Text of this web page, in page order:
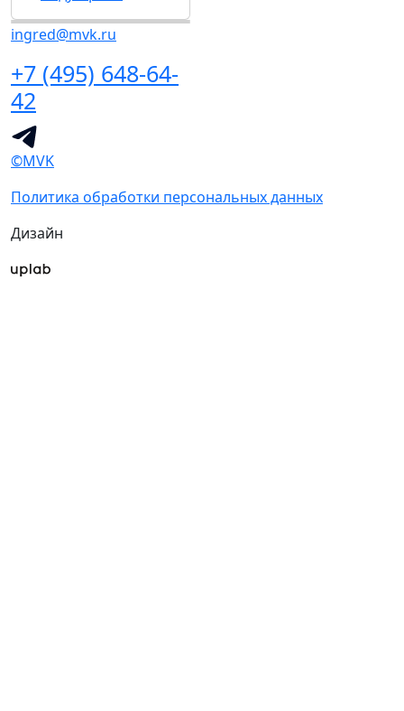
ingred@mvk.ru
+7 (495) 648-64-
42
©MVK
Политика обработки персональных данных
Дизайн